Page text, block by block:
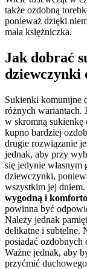
także ozdobną
ponieważ dzięki
mała księżniczka.
Jak dobrać
dziewczynki
Sukienki komunijne
różnych wariantach.
w skromną sukienkę
kupno bardziej
drugie rozwiązanie
jednak, aby przy
się jedynie własnym
dziewczynki,
wszystkim jej
wygodną i
powinna być
Należy jednak
delikatne i subtelne.
posiadać
Ważne jednak, aby
przyćmić